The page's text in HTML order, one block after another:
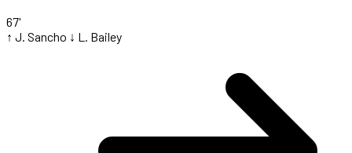
67'
↑ J. Sancho ↓ L. Bailey